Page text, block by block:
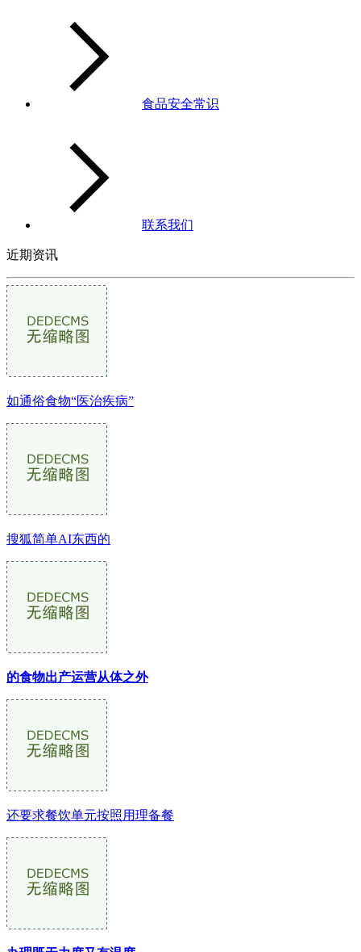
食品安全常识
联系我们
近期资讯
如通俗食物“医治疾病”
搜狐简单AI东西的
的食物出产运营从体之外
还要求餐饮单元按照用理备餐